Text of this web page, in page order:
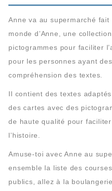
Anne va au supermarché
monde d’Anne, une
pictogrammes pour faciliter
pour les personnes ayant
compréhension des textes.
Il contient des textes
des cartes avec des
de haute qualité pour
l’histoire.
Amuse-toi avec Anne au
ensemble la liste des
publics, allez à la